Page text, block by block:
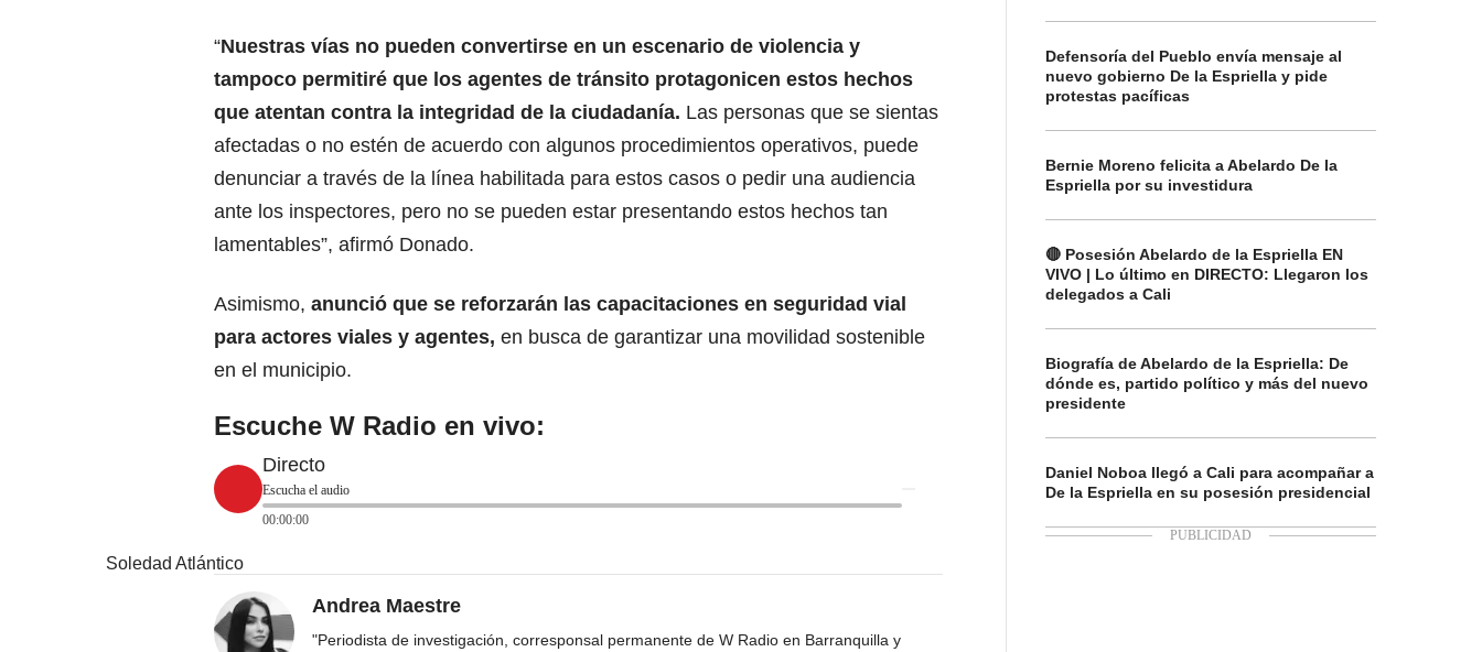
“Nuestras vías no pueden convertirse en un escenario de violencia y
tampoco permitiré que los agentes de tránsito protagonicen estos hechos
que atentan contra la integridad de la ciudadanía. Las personas que se sientas
afectadas o no estén de acuerdo con algunos procedimientos operativos, puede
denunciar a través de la línea habilitada para estos casos o pedir una audiencia
ante los inspectores, pero no se pueden estar presentando estos hechos tan
lamentables”, afirmó Donado.
Asimismo, anunció que se reforzarán las capacitaciones en seguridad vial
para actores viales y agentes, en busca de garantizar una movilidad sostenible
en el municipio.
Escuche W Radio en vivo:
Directo
Escucha el audio
00:00:00
Soledad Atlántico
Andrea Maestre
"Periodista de investigación, corresponsal permanente de W Radio en Barranquilla y
Defensoría del Pueblo envía mensaje al
nuevo gobierno De la Espriella y pide
protestas pacíficas
Bernie Moreno felicita a Abelardo De la
Espriella por su investidura
🔴 Posesión Abelardo de la Espriella EN
VIVO | Lo último en DIRECTO: Llegaron los
delegados a Cali
Biografía de Abelardo de la Espriella: De
dónde es, partido político y más del nuevo
presidente
Daniel Noboa llegó a Cali para acompañar a
De la Espriella en su posesión presidencial